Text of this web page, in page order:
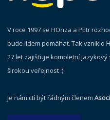
V roce 1997 se HOnza a PEtr
bude lidem pomáhat. Tak vzniklo
27 let zajišťuje kompletní
širokou veřejnost :)
Je nám ctí být řádným členem